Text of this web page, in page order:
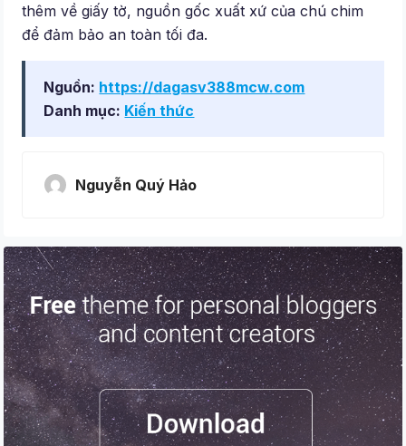
thêm về giấy tờ, nguồn gốc xuất xứ của chú chim
để đảm bảo an toàn tối đa.
Nguồn: https://dagasv388mcw.com
Danh mục: Kiến thức
Nguyễn Quý Hảo